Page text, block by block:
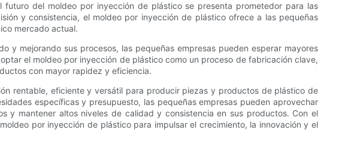
del moldeo por inyección de plástico se presenta prometedor para las
y consistencia, el moldeo por inyección de plástico ofrece a las pequeñas
mercado actual.
y mejorando sus procesos, las pequeñas empresas pueden esperar mayores
el moldeo por inyección de plástico como un proceso de fabricación clave,
con mayor rapidez y eficiencia.
rentable, eficiente y versátil para producir piezas y productos de plástico de
específicas y presupuesto, las pequeñas empresas pueden aprovechar
y mantener altos niveles de calidad y consistencia en sus productos. Con el
por inyección de plástico para impulsar el crecimiento, la innovación y el